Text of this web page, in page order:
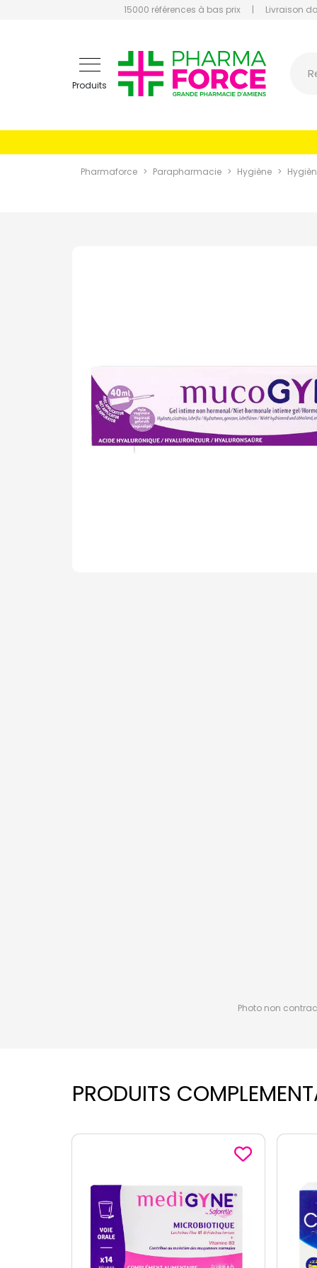
15000 références à bas prix | Livraison
Produits
Pharmaforce Parapharmacie Hygiène
Photo non
PRODUITS